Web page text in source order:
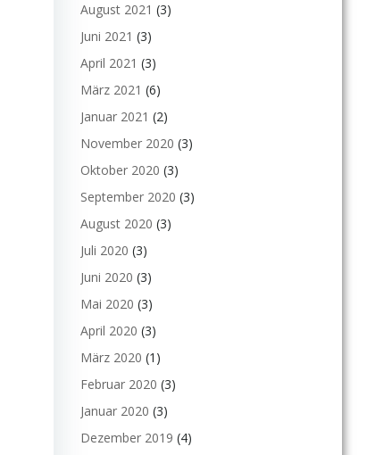
August 2021 (3)
Juni 2021 (3)
April 2021 (3)
März 2021 (6)
Januar 2021 (2)
November 2020 (3)
Oktober 2020 (3)
September 2020 (3)
August 2020 (3)
Juli 2020 (3)
Juni 2020 (3)
Mai 2020 (3)
April 2020 (3)
März 2020 (1)
Februar 2020 (3)
Januar 2020 (3)
Dezember 2019 (4)